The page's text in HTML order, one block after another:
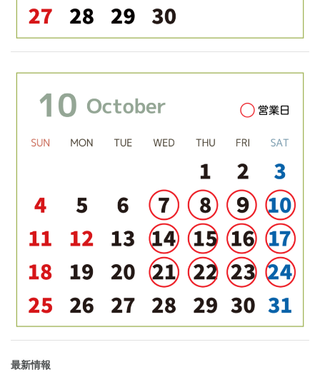
最新情報